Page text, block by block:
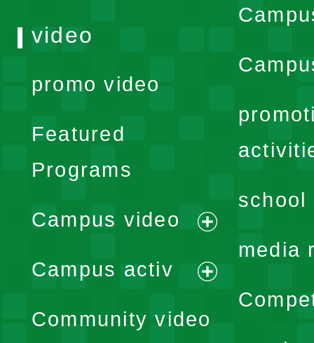
school
media
video
promo video
Featured
Programs
Campus video
expand
menu
Campus activ
expand
Community video